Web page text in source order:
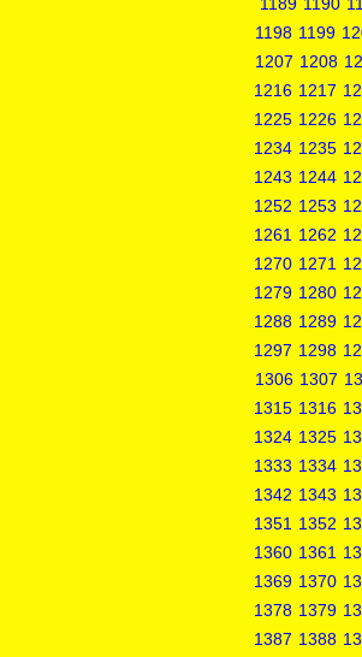
1198 1199
1207 1208
1216 1217
1225 1226
1234 1235
1243 1244
1252 1253
1261 1262
1270 1271
1279 1280
1288 1289
1297 1298
1306 1307
1315 1316
1324 1325
1333 1334
1342 1343
1351 1352
1360 1361
1369 1370
1378 1379
1387 1388